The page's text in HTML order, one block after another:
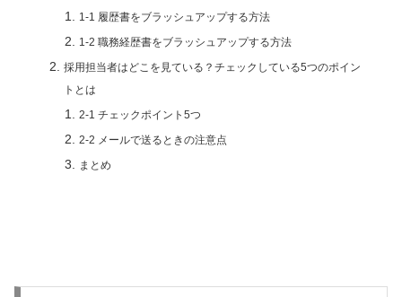
1-1 履歴書をブラッシュアップする方法
1-2 職務経歴書をブラッシュアップする方法
採用担当者はどこを見ている？チェックしている5つのポイン
トとは
2-1 チェックポイント5つ
2-2 メールで送るときの注意点
まとめ